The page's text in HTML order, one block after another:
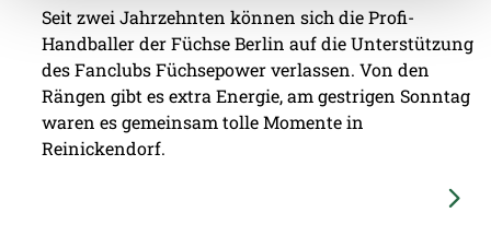
Seit zwei Jahrzehnten können sich die Profi-
Handballer der Füchse Berlin auf die Unterstützung
des Fanclubs Füchsepower verlassen. Von den
Rängen gibt es extra Energie, am gestrigen Sonntag
waren es gemeinsam tolle Momente in
Reinickendorf.